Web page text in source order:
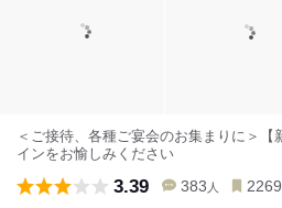
＜ご接待、各種ご宴会のお集まりに＞
インをお愉しみください
3.39 383 人